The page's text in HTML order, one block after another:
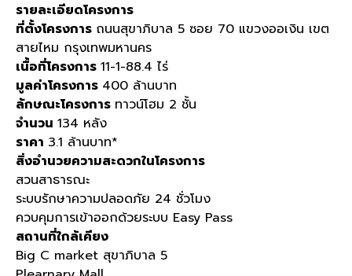
รายละเอียดโครงการ
ที่ตั้งโครงการ ถนนสุขาภิบาล 5 ซอย 70 แขวงออเงิน เขต
สายไหม กรุงเทพมหานคร
เนื้อที่โครงการ 11-1-88.4 ไร่
มูลค่าโครงการ 400 ล้านบาท
ลักษณะโครงการ ทาวน์โฮม 2 ชั้น
จำนวน 134 หลัง
ราคา 3.1 ล้านบาท*
สิ่งอำนวยความสะดวกในโครงการ
สวนสาธารณะ
ระบบรักษาความปลอดภัย 24 ชั่วโมง
ควบคุมการเข้าออกด้วยระบบ Easy Pass
สถานที่ใกล้เคียง
Big C market สุขาภิบาล 5